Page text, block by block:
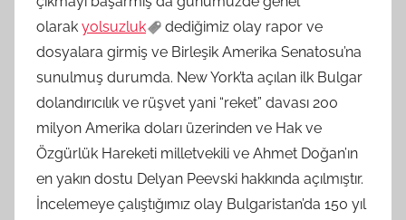
olarak yolsuzluk
dediğimiz olay rapor ve
dosyalara girmiş ve Birleşik Amerika Senatosu’na
sunulmuş durumda. New York’ta açılan ilk Bulgar
dolandırıcılık ve rüşvet yani “reket” davası 200
milyon Amerika doları üzerinden ve Hak ve
Özgürlük Hareketi milletvekili ve Ahmet Doğan’ın
en yakın dostu Delyan Peevski hakkında açılmıştır.
İncelemeye çalıştığımız olay Bulgaristan’da 150 yıl